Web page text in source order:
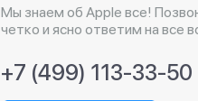
Мы знаем об Apple все!
четко и ясно ответим на все
+7 (499) 113-33-50